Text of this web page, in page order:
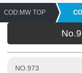
COD:MW TOP
NO.973